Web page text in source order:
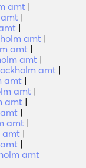
amt |
|
|
amt |
amt |
amt |
amt |
amt |
amt |
amt |
|
amt |
amt |
|
amt